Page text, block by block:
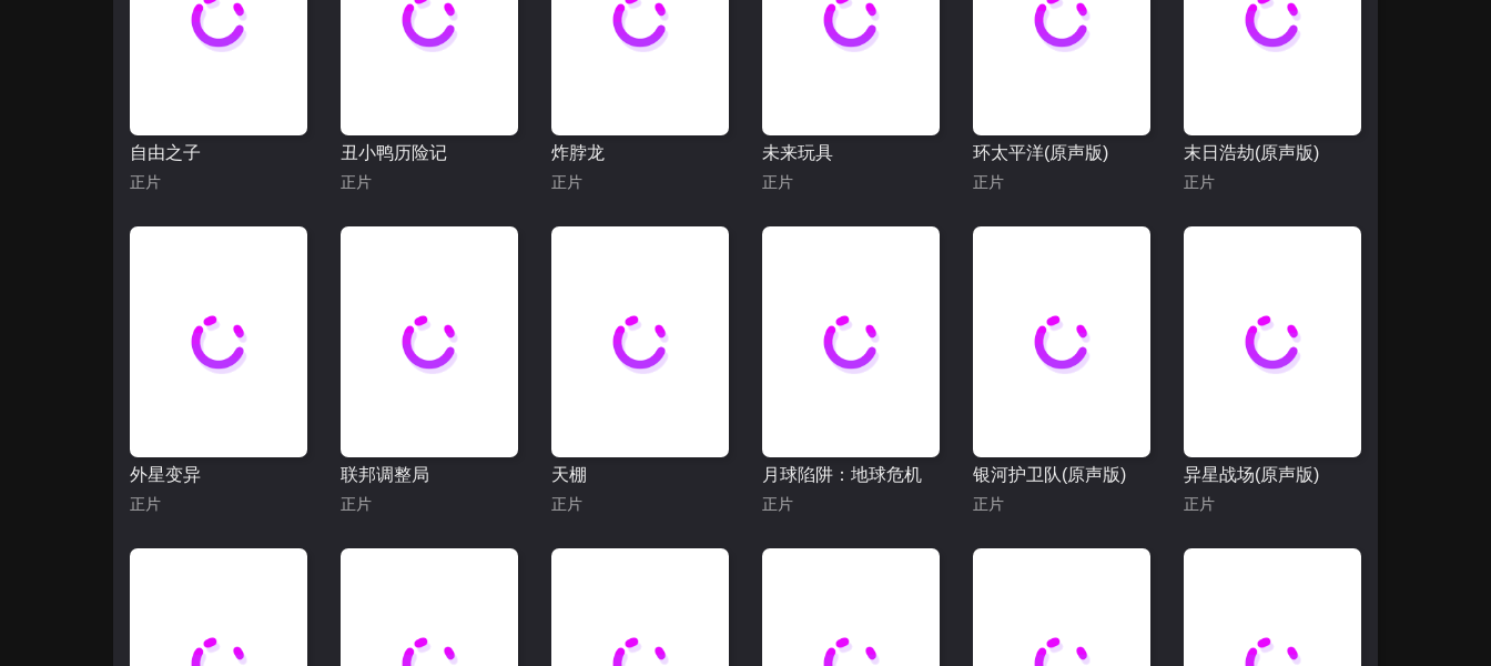
自由之子
正片
丑小鸭历险记
正片
炸脖龙
正片
未来玩具
正片
环太平洋(原声版)
正片
末日浩劫(原声版)
正片
外星变异
正片
联邦调整局
正片
天棚
正片
月球陷阱：地球危机
正片
银河护卫队(原声版)
正片
异星战场(原声版)
正片